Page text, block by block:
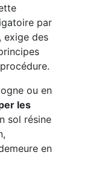
par
exige des
ou en
les
sol résine
en